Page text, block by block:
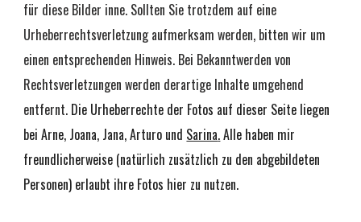
für diese Bilder inne. Sollten Sie trotzdem auf eine
Urheberrechtsverletzung aufmerksam werden, bitten wir um
einen entsprechenden Hinweis. Bei Bekanntwerden von
Rechtsverletzungen werden derartige Inhalte umgehend
entfernt. Die Urheberrechte der Fotos auf dieser Seite liegen
bei Arne, Joana, Jana, Arturo und Sarina.Alle haben mir
freundlicherweise (natürlich zusätzlich zu den abgebildeten
Personen) erlaubt ihre Fotos hier zu nutzen.